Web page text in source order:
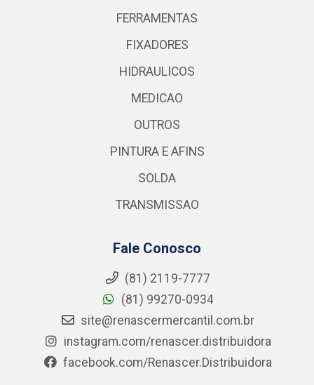
FERRAMENTAS
FIXADORES
HIDRAULICOS
MEDICAO
OUTROS
PINTURA E AFINS
SOLDA
TRANSMISSAO
Fale Conosco
(81) 2119-7777
(81) 99270-0934
site@renascermercantil.com.br
instagram.com/renascer.distribuidora
facebook.com/Renascer.Distribuidora